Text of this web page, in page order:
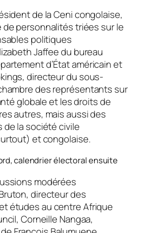
de la Ceni congolaise,
de personnalités triées sur le
politiques
Jaffee du bureau
d’État américain et
directeur du sous-
des représentants sur
globale et les droits de
autres, mais aussi des
de la société civile
et congolaise.
calendrier électoral ensuite
modérées
directeur des
études au centre Afrique
Corneille Nangaa,